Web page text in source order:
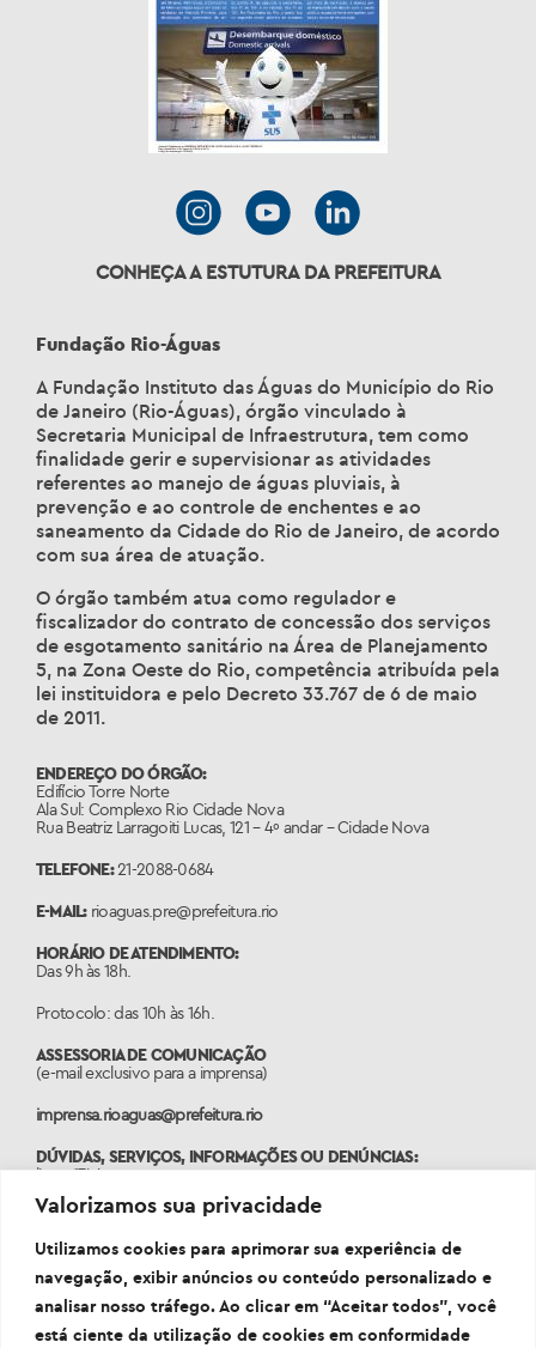
Valorizamos sua privacidade
Utilizamos cookies para aprimorar sua experiência de
navegação, exibir anúncios ou conteúdo personalizado e
analisar nosso tráfego. Ao clicar em “Aceitar todos”, você
está ciente da utilização de cookies em conformidade
CONHEÇA A ESTUTURA DA PREFEITURA
Fundação Rio-Águas
A Fundação Instituto das Águas do Município do Rio
de Janeiro (Rio-Águas), órgão vinculado à
Secretaria Municipal de Infraestrutura, tem como
finalidade gerir e supervisionar as atividades
referentes ao manejo de águas pluviais, à
prevenção e ao controle de enchentes e ao
saneamento da Cidade do Rio de Janeiro, de acordo
com sua área de atuação.
O órgão também atua como regulador e
fiscalizador do contrato de concessão dos serviços
de esgotamento sanitário na Área de Planejamento
5, na Zona Oeste do Rio, competência atribuída pela
lei instituidora e pelo Decreto 33.767 de 6 de maio
de 2011.
ENDEREÇO DO ÓRGÃO:
Edifício Torre Norte
Ala Sul: Complexo Rio Cidade Nova
Rua Beatriz Larragoiti Lucas, 121 – 4º andar – Cidade Nova
TELEFONE:21-2088-0684
E-MAIL: rioaguas.pre@prefeitura.rio
HORÁRIO DE ATENDIMENTO:
Das 9h às 18h.
Protocolo: das 10h às 16h.
ASSESSORIA DE COMUNICAÇÃO
(e-mail exclusivo para a imprensa)
imprensa.rioaguas@prefeitura.rio
DÚVIDAS, SERVIÇOS, INFORMAÇÕES OU DENÚNCIAS:
ligue 1746
PORTAL: